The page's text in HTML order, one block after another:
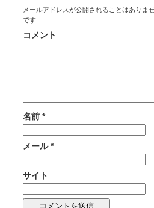
メールアドレスが公開されることはありませ
です
コメント
名前*
メール*
サイト